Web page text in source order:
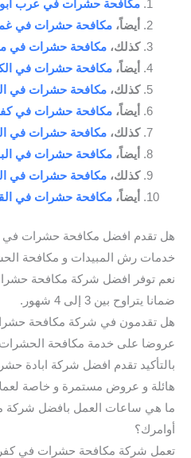
مكافحة حشرات في عرب
أيضاً، مكافحة حشرات في
كذلك، مكافحة حشرات في
أيضاً، مكافحة حشرات في
كذلك، مكافحة حشرات في
أيضاً، مكافحة حشرات في
كذلك، مكافحة حشرات في
أيضاً، مكافحة حشرات في
كذلك، مكافحة حشرات في
أيضاً، مكافحة حشرات في
هل تقدم افضل مكافحة حشرات في
خدمات رش المبيدات و مكافحة
نعم توفر افضل شركة مكافحة
ضمانا يتراوح بين 3 إلى 4 شهور.
هل تقدمون في شركة مكافحة
عروضا على خدمة مكافحة
بالتأكيد تقدم افضل شركة ابادة
هائلة و عروض مستمرة و خاصة
ما هي ساعات العمل بافضل شركة
أوامرك؟